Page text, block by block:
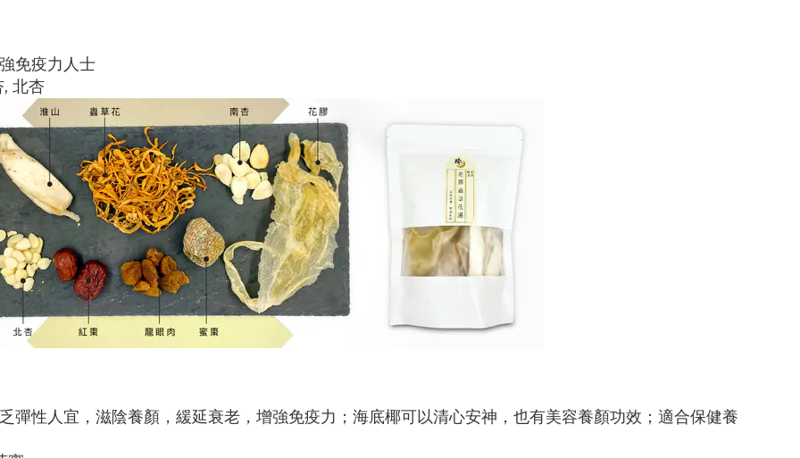
免疫力人士
, 北杏
彈性人宜，滋陰養顏，緩延衰老，增強免疫力；海底椰可以清心安神，也有美容養顏功效；適合保健養